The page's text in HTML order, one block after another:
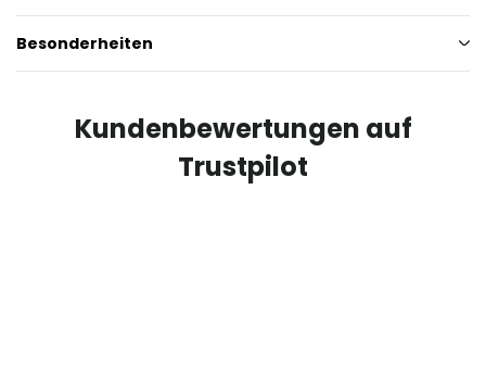
Besonderheiten
Kundenbewertungen auf
Trustpilot